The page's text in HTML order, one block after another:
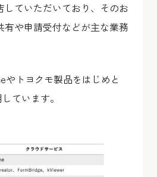
していただいており、そのお
有や申請受付などが主な業務
やトヨクモ製品をはじめと
ています。